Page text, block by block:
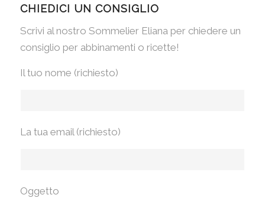
CHIEDICI UN CONSIGLIO
Scrivi al nostro Sommelier Eliana per chiedere un
consiglio per abbinamenti o ricette!
Il tuo nome (richiesto)
La tua email (richiesto)
Oggetto